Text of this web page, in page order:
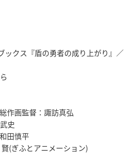
ックス『盾の勇者の成り上がり』／
作画監督：諏訪真弘
史
田慎平
(ぎふとアニメーション)